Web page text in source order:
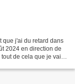
que j'ai du retard dans
2024 en direction de
de cela que je vais